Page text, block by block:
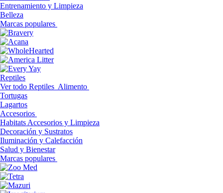
Entrenamiento y Limpieza
Belleza
Marcas populares
Reptiles
Ver todo Reptiles Alimento
Tortugas
Lagartos
Accesorios
Habitats Accesorios y Limpieza
Decoración y Sustratos
Iluminación y Calefacción
Salud y Bienestar
Marcas populares